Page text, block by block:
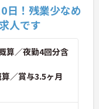
日！残業少なめ
人です
算／夜勤4回分含
／賞与3.5ヶ月